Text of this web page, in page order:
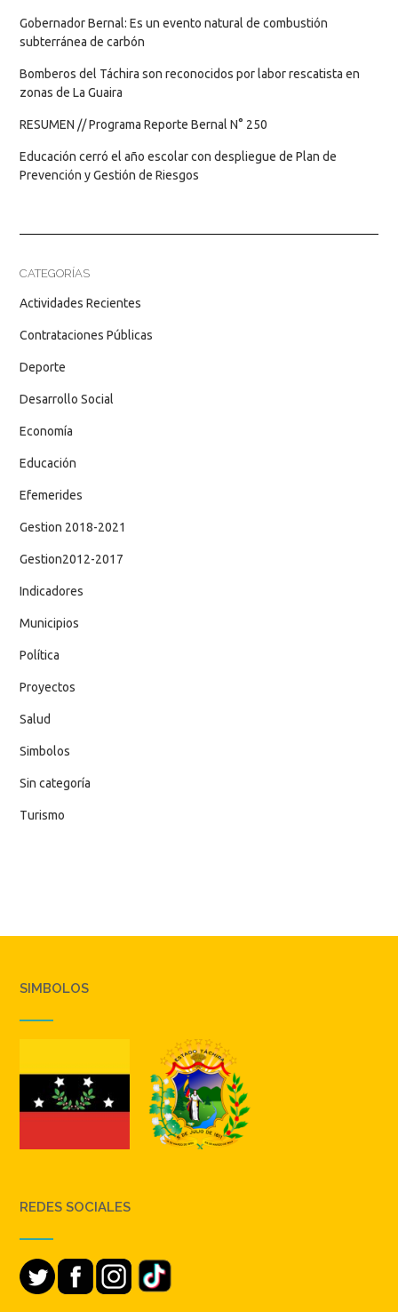
Gobernador Bernal: Es un evento natural de combustión
subterránea de carbón
Bomberos del Táchira son reconocidos por labor rescatista en
zonas de La Guaira
RESUMEN // Programa Reporte Bernal N° 250
Educación cerró el año escolar con despliegue de Plan de
Prevención y Gestión de Riesgos
CATEGORÍAS
Actividades Recientes
Contrataciones Públicas
Deporte
Desarrollo Social
Economía
Educación
Efemerides
Gestion 2018-2021
Gestion2012-2017
Indicadores
Municipios
Política
Proyectos
Salud
Simbolos
Sin categoría
Turismo
SIMBOLOS
REDES SOCIALES